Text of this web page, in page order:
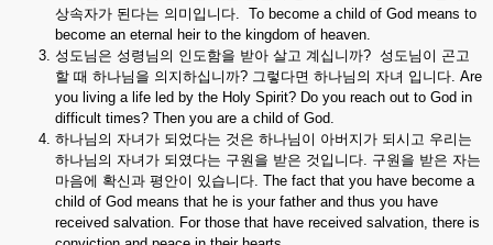
상속자가 된다는 의미입니다. To become a child of God means to
become an eternal heir to the kingdom of heaven.
성도님은 성령님의 인도함을 받아 살고 계십니까? 성도님이 곤고
할 때 하나님을 의지하십니까? 그렇다면 하나님의 자녀 입니다. Are
you living a life led by the Holy Spirit? Do you reach out to God in
difficult times? Then you are a child of God.
하나님의 자녀가 되었다는 것은 하나님이 아버지가 되시고 우리는
하나님의 자녀가 되였다는 구원을 받은 것입니다. 구원을 받은 자는
마음에 확신과 평안이 있습니다. The fact that you have become a
child of God means that he is your father and thus you have
received salvation. For those that have received salvation, there is